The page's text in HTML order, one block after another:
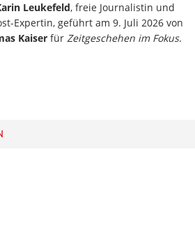
Leukefeld, freie Journalistin und
Expertin, geführt am 9. Juli 2026 von
Kaiser für Zeitgeschehen im Fokus.